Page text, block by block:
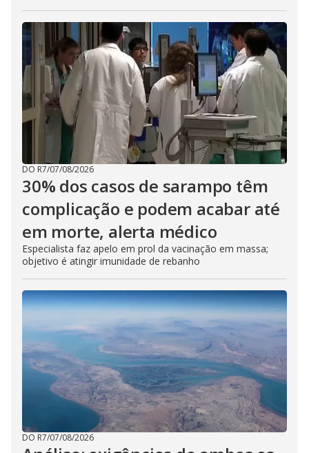
DO R7/07/08/2026
30% dos casos de sarampo têm
complicação e podem acabar até
em morte, alerta médico
Especialista faz apelo em prol da vacinação em massa;
objetivo é atingir imunidade de rebanho
DO R7/07/08/2026